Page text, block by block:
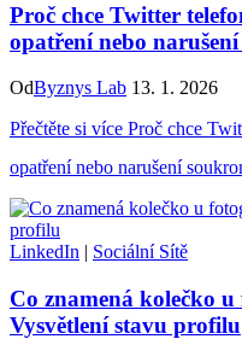
Proč chce Twitter
opatření nebo
OdByznys Lab 13. 1. 2026
Přečtěte si více Proč chce
opatření nebo narušení
LinkedIn | Sociální Sítě
Co znamená kolečko
Vysvětlení stavu profilu